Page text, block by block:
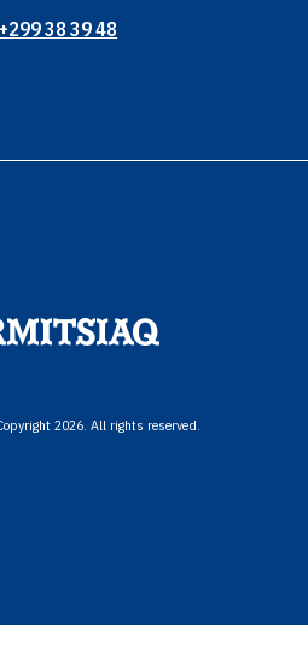
+299 38 39 48
2026. All rights reserved.